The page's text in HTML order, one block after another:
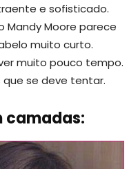
e sofisticado.
Moore parece
muito curto.
muito pouco tempo.
se deve tentar.
camadas: